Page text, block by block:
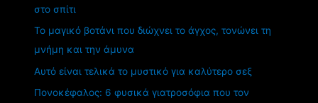
στο σπίτι
Το μαγικό βοτάνι που διώχνει το άγχος, τονώνει τη
μνήμη και την άμυνα
Αυτό είναι τελικά το μυστικό για καλύτερο σεξ
Πονοκέφαλος: 6 φυσικά γιατροσόφια που τον